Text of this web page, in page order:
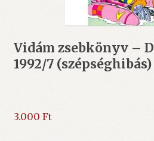
Vidám zsebkönyv –
1992/7 (szépséghibás)
3.000 Ft